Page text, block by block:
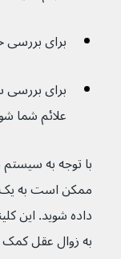
برای بررسی
علائم شما
ممکن است به
به زوال عقل